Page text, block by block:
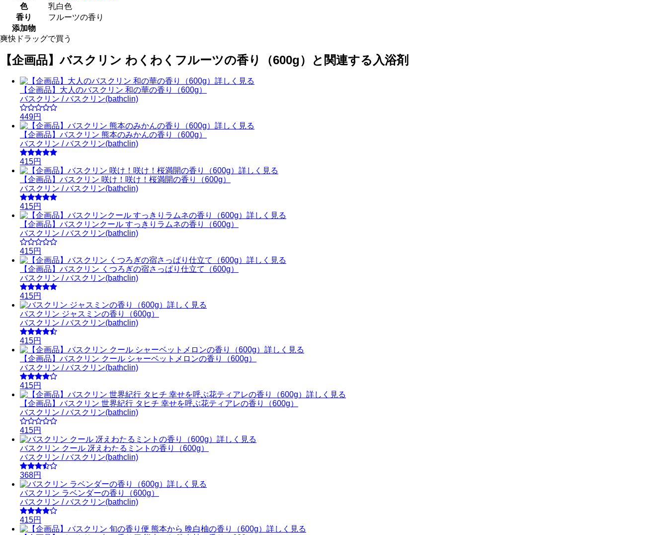
色
乳白色
香り
フルーツの香り
添加物
爽快ドラッグで買う
【企画品】バスクリン わくわくフルーツの香り（600g）と関連する入浴剤
詳しく見る
【企画品】大人のバスクリン 和の華の香り（600g）
バスクリン / バスクリン(bathclin)
449円
詳しく見る
【企画品】バスクリン 熊本のみかんの香り（600g）
バスクリン / バスクリン(bathclin)
415円
詳しく見る
【企画品】バスクリン 咲け！咲け！桜満開の香り（600g）
バスクリン / バスクリン(bathclin)
415円
詳しく見る
【企画品】バスクリンクール すっきりラムネの香り（600g）
バスクリン / バスクリン(bathclin)
415円
詳しく見る
【企画品】バスクリン くつろぎの宿さっぱり仕立て（600g）
バスクリン / バスクリン(bathclin)
415円
詳しく見る
バスクリン ジャスミンの香り（600g）
バスクリン / バスクリン(bathclin)
415円
詳しく見る
【企画品】バスクリン クール シャーベットメロンの香り（600g）
バスクリン / バスクリン(bathclin)
415円
詳しく見る
【企画品】バスクリン 世界紀行 タヒチ 幸せを呼ぶ花ティアレの香り（600g）
バスクリン / バスクリン(bathclin)
415円
詳しく見る
バスクリン クール 冴えわたるミントの香り（600g）
バスクリン / バスクリン(bathclin)
368円
詳しく見る
バスクリン ラベンダーの香り（600g）
バスクリン / バスクリン(bathclin)
415円
詳しく見る